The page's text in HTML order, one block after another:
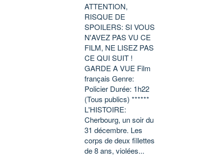
ATTENTION,
RISQUE DE
SPOILERS: SI VOUS
N'AVEZ PAS VU CE
FILM, NE LISEZ PAS
CE QUI SUIT !
GARDE A VUE Film
français Genre:
Policier Durée: 1h22
(Tous publics) ******
L'HISTOIRE:
Cherbourg, un soir du
31 décembre. Les
corps de deux fillettes
de 8 ans, violées...